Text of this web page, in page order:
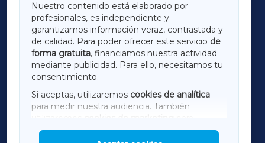
Nuestro contenido está elaborado por
profesionales, es independiente y
garantizamos información veraz, contrastada y
de calidad. Para poder ofrecer este servicio de
forma gratuita, financiamos nuestra actividad
mediante publicidad. Para ello, necesitamos tu
consentimiento.
Si aceptas, utilizaremos cookies de analítica
para medir nuestra audiencia. También
utilizaremos
cookies de marketing
mostrar publicidad de terceros.
LUGOXA
TERRACHAXA
AMARIÑAXA